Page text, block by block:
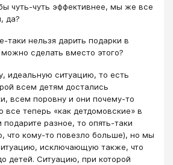
чуть-чуть эффективнее, мы же все
да?
таки нельзя дарить подарки в
сделать вместо этого?
идеальную ситуацию, то есть
всем детям достались
всем поровну и они почему-то
все теперь «как детдомовские» в
разное, то опять-таки
что кому-то повезло больше), но мы
исключающую также, что
детей. Ситуацию, при которой